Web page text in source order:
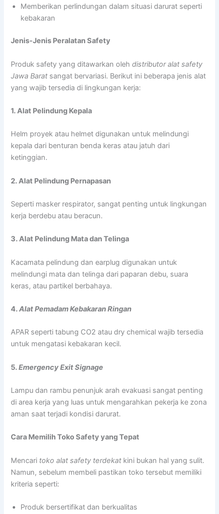
Memberikan perlindungan dalam situasi darurat seperti
kebakaran
Jenis-Jenis Peralatan Safety
Produk safety yang ditawarkan olehdistributor alat safety
Jawa Barat sangat bervariasi. Berikut ini beberapa jenis alat
yang wajib tersedia di lingkungan kerja:
1. Alat Pelindung Kepala
Helm proyek atau helmet digunakan untuk melindungi
kepala dari benturan benda keras atau jatuh dari
ketinggian.
2. Alat Pelindung Pernapasan
Seperti masker respirator, sangat penting untuk lingkungan
kerja berdebu atau beracun.
3. Alat Pelindung Mata dan Telinga
Kacamata pelindung dan earplug digunakan untuk
melindungi mata dan telinga dari paparan debu, suara
keras, atau partikel berbahaya.
4.Alat Pemadam Kebakaran Ringan
APAR seperti tabung CO2 atau dry chemical wajib tersedia
untuk mengatasi kebakaran kecil.
5.Emergency Exit Signage
Lampu dan rambu penunjuk arah evakuasi sangat penting
di area kerja yang luas untuk mengarahkan pekerja ke zona
aman saat terjadi kondisi darurat.
Cara Memilih Toko Safety yang Tepat
Mencari toko alat safety terdekat kini bukan hal yang sulit.
Namun, sebelum membeli pastikan toko tersebut memiliki
kriteria seperti:
Produk bersertifikat dan berkualitas